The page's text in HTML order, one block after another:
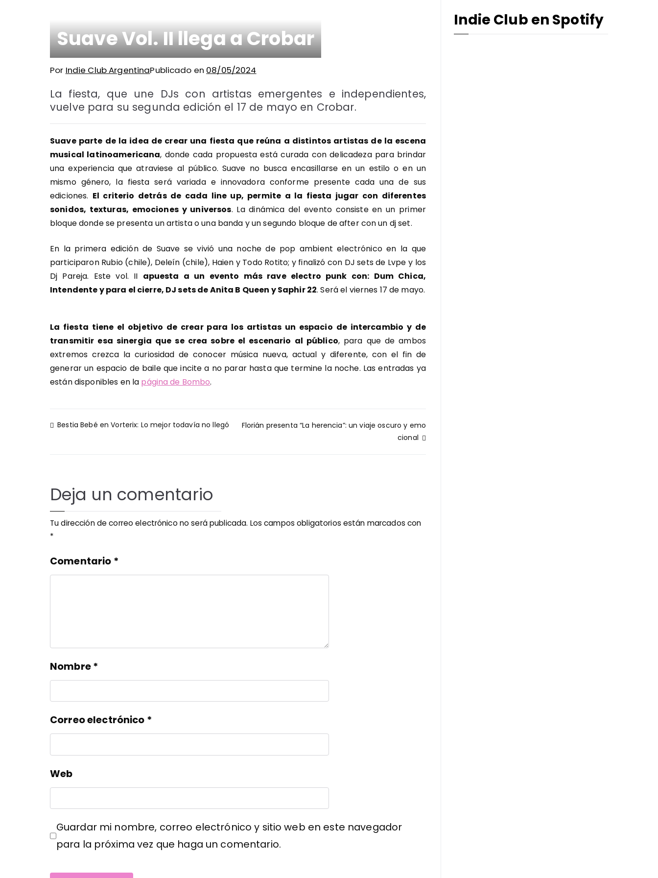
Suave Vol. II llega a Crobar
Por Indie Club ArgentinaPublicado en 08/05/2024
La fiesta, que une DJs con artistas emergentes e independientes,
vuelve para su segunda edición el 17 de mayo en Crobar.
Suave parte de la idea de crear una fiesta que reúna a distintos artistas de la escena
musical latinoamericana, donde cada propuesta está curada con delicadeza para brindar
una experiencia que atraviese al público. Suave no busca encasillarse en un estilo o en un
mismo género, la fiesta será variada e innovadora conforme presente cada una de sus
ediciones. El criterio detrás de cada line up, permite a la fiesta jugar con diferentes
sonidos, texturas, emociones y universos. La dinámica del evento consiste en un primer
bloque donde se presenta un artista o una banda y un segundo bloque de after con un dj set.
En la primera edición de Suave se vivió una noche de pop ambient electrónico en la que
participaron Rubio (chile), Deleín (chile), Haien y Todo Rotito; y finalizó con DJ sets de Lvpe y los
Dj Pareja. Este vol. II apuesta a un evento más rave electro punk con: Dum Chica,
Intendente y para el cierre, DJ sets de Anita B Queen y Saphir 22. Será el viernes 17 de mayo.
La fiesta tiene el objetivo de crear para los artistas un espacio de intercambio y de
transmitir esa sinergia que se crea sobre el escenario al público, para que de ambos
extremos crezca la curiosidad de conocer música nueva, actual y diferente, con el fin de
generar un espacio de baile que incite a no parar hasta que termine la noche. Las entradas ya
están disponibles en la página de Bombo.
Navegación
Bestia Bebé en Vorterix: Lo mejor todavía no llegó
Florián presenta “La herencia”: un viaje oscuro y emo
cional
Deja un comentario
Tu dirección de correo electrónico no será publicada. Los campos obligatorios están marcados con
*
Comentario *
Nombre*
Correo electrónico *
Web
Guardar mi nombre, correo electrónico y sitio web en este navegador
para la próxima vez que haga un comentario.
Indie Club en Spotify